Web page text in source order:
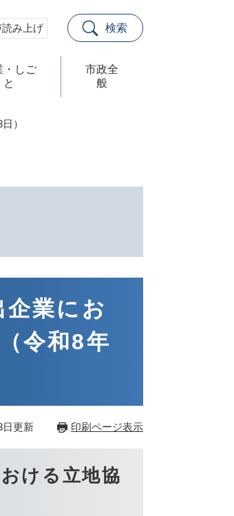
み上げ 検索
・しご
と
市政全
般
）
企業にお
令和8年
日更新 印刷ページ表示
ける立地協